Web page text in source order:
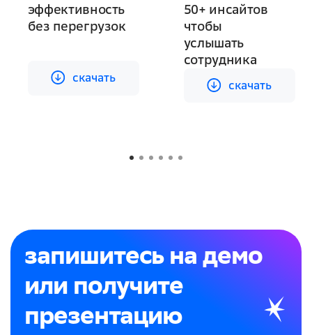
эффективность
без перегрузок
cкачать
50+ инсайтов
чтобы
услышать
сотрудника
cкачать
запишитесь на демо
или получите
презентацию